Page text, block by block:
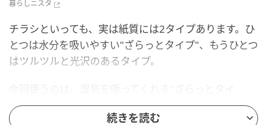
暮らしニスタ
チラシといっても、実は紙質には2タイプあります。ひ
とつは水分を吸いやすい"ざらっとタイプ"、もうひとつ
はツルツルと光沢のあるタイプ。
プ"のチラシです。
続きを読む